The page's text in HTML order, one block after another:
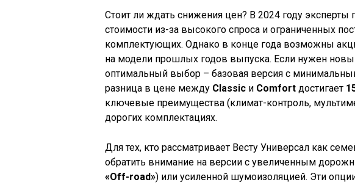
Стоит ли ждать снижения цен? В 2024 году эксперты
стоимости из-за высокого спроса и ограниченных
комплектующих. Однако в конце года возможны
на модели прошлых годов выпуска. Если нужен
оптимальный выбор – базовая версия с
разница в цене между Classic и Comfort достигает
ключевые преимущества (климат-контроль,
дорогих комплектациях.
Для тех, кто рассматривает Весту Универсал как
обратить внимание на версии с увеличенным
«Off-road») или усиленной шумоизоляцией. Эти